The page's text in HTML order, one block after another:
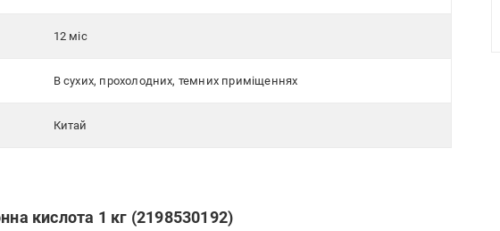
12 міс
В сухих, прохолодних, темних приміщеннях
Китай
кислота 1 кг (2198530192)